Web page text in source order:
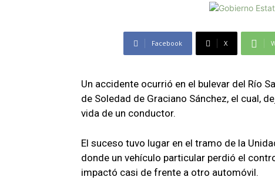
Facebook X
Un accidente ocurrió en el bulevar del Río
de Soledad de Graciano Sánchez, el cual,
vida de un conductor.
El suceso tuvo lugar en el tramo de la
donde un vehículo particular perdió el
impactó casi de frente a otro automóvil.